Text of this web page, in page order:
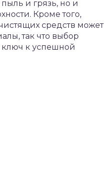
и грязь, но и
Кроме того,
средств может
так что выбор
ключ к успешной